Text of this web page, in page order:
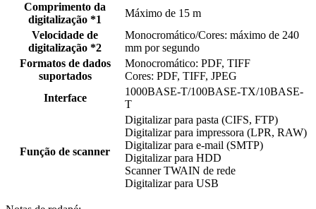
Comprimento da
digitalização *1
Máximo de 15 m
Velocidade de
digitalização *2
Monocromático/Cores: máximo de 240
mm por segundo
Formatos de dados
suportados
Monocromático: PDF, TIFF
Cores: PDF, TIFF, JPEG
Interface
1000BASE-T/100BASE-TX/10BASE-
T
Função de scanner
Digitalizar para pasta (CIFS, FTP)
Digitalizar para impressora (LPR, RAW)
Digitalizar para e-mail (SMTP)
Digitalizar para HDD
Scanner TWAIN de rede
Digitalizar para USB